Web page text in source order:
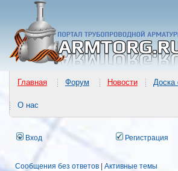
Главная Форум Новости Доска
О нас
Вход Регистрация
Сообщения без ответов | Активные темы